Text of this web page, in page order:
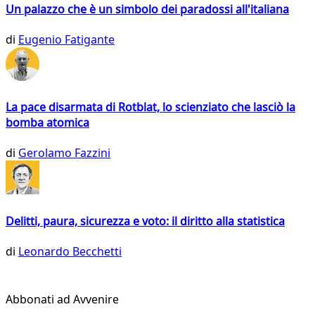
Un palazzo che è un simbolo dei paradossi all'italiana
di Eugenio Fatigante
La pace disarmata di Rotblat, lo scienziato che lasciò la
bomba atomica
di Gerolamo Fazzini
Delitti, paura, sicurezza e voto: il diritto alla statistica
di Leonardo Becchetti
Abbonati ad Avvenire